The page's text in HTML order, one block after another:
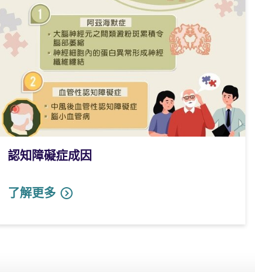
認知障礙症成因
了解更多